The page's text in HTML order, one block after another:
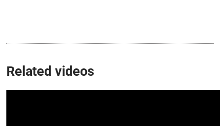
Related videos